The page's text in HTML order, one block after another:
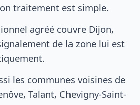
traitement est simple.
agréé couvre Dijon,
de la zone lui est
les communes voisines de
Talant, Chevigny-Saint-